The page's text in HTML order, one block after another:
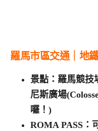
羅馬市區交通｜地
景點：羅馬競技
尼斯廣場
囉！)
ROMA PASS：